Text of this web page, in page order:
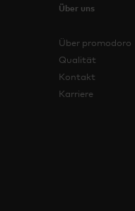
Über uns
Über promodoro
Qualität
Kontakt
Karriere